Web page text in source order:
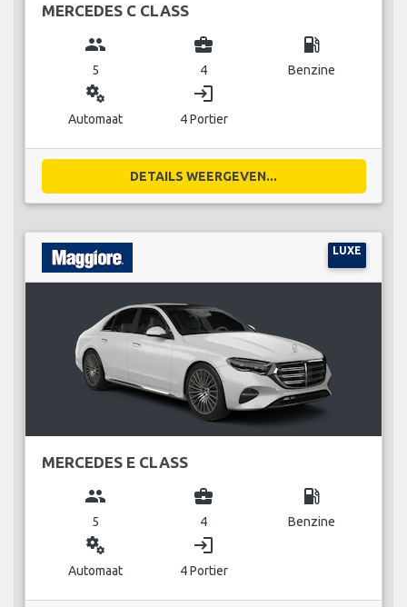
MERCEDES C CLASS
group
5
business_center
4
local_gas_station
Benzine
miscellaneous_services
Automaat
login
4 Portier
DETAILS WEERGEVEN...
LUXE
MERCEDES E CLASS
group
5
business_center
4
local_gas_station
Benzine
miscellaneous_services
Automaat
login
4 Portier